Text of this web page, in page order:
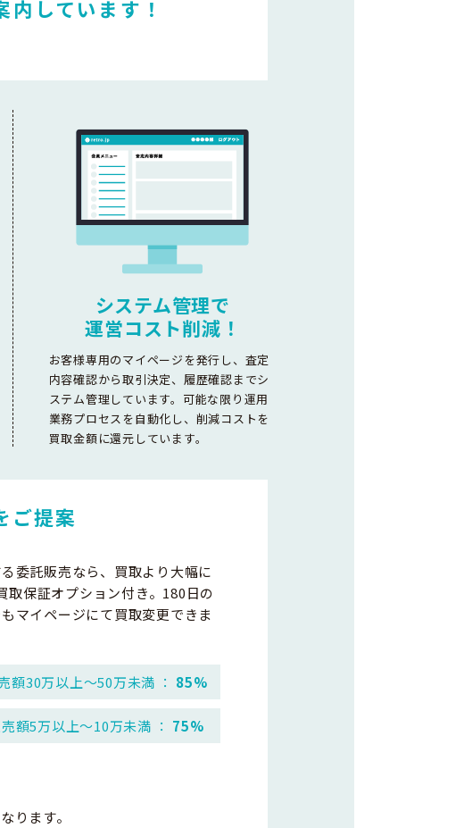
内しています！
システム管理で
運営コスト削減！
お客様専用のマイページを発行し、査定
内容確認から取引決定、履歴確認までシ
ステム管理しています。可能な限り運用
業務プロセスを自動化し、削減コストを
買取金額に還元しています。
ご提案
委託販売なら、買取より大幅に
保証オプション付き。180日の
マイページにて買取変更できま
額30万以上～50万未満 ： 85%
額5万以上～10万未満 ： 75%
ります。